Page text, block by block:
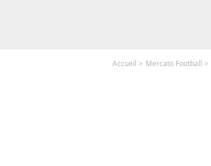
Accueil Mercato Football